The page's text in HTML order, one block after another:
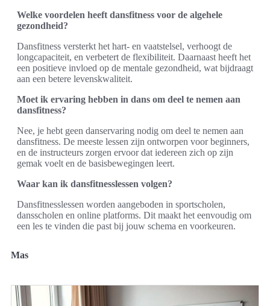
Welke voordelen heeft dansfitness voor de algehele
gezondheid?
Dansfitness versterkt het hart- en vaatstelsel, verhoogt de
longcapaciteit, en verbetert de flexibiliteit. Daarnaast heeft het
een positieve invloed op de mentale gezondheid, wat bijdraagt
aan een betere levenskwaliteit.
Moet ik ervaring hebben in dans om deel te nemen aan
dansfitness?
Nee, je hebt geen danservaring nodig om deel te nemen aan
dansfitness. De meeste lessen zijn ontworpen voor beginners,
en de instructeurs zorgen ervoor dat iedereen zich op zijn
gemak voelt en de basisbewegingen leert.
Waar kan ik dansfitnesslessen volgen?
Dansfitnesslessen worden aangeboden in sportscholen,
dansscholen en online platforms. Dit maakt het eenvoudig om
een les te vinden die past bij jouw schema en voorkeuren.
Mas